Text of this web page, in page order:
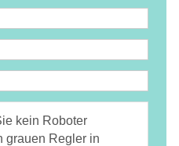
und Veranstaltungen
kein Roboter
grauen Regler in